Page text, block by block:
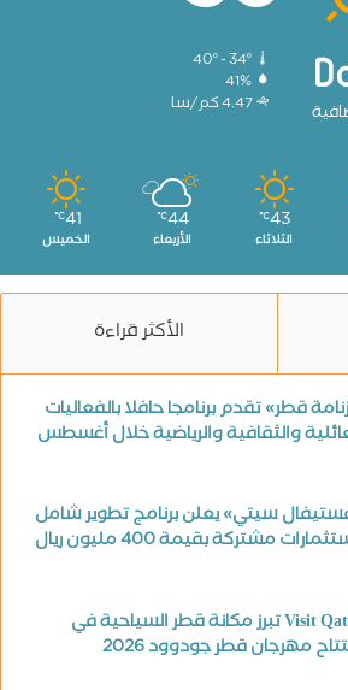
40º - 34º
41%
4.47 كم/سا
43
℃
الثلاثاء
44
℃
الأربعاء
41
℃
الخميس
الأكثر قراءة
قطر» تقدم برنامجا حافلا بالفعاليات
والثقافية والرياضية خلال أغسطس
سيتي» يعلن برنامج تطوير شامل
مشتركة بقيمة 400 مليون ريال
Visit Qatar تبرز مكانة قطر السياحية في
مهرجان قطر جودوود 2026